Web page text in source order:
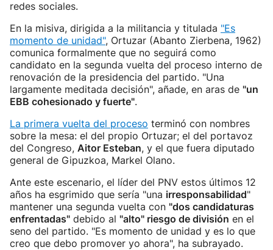
redes sociales.
En la misiva, dirigida a la militancia y titulada "Es
momento de unidad", Ortuzar (Abanto Zierbena, 1962)
comunica formalmente que no seguirá como
candidato en la segunda vuelta del proceso interno de
renovación de la presidencia del partido. "Una
largamente meditada decisión", añade, en aras de "un
EBB cohesionado y fuerte".
La primera vuelta del proceso terminó con nombres
sobre la mesa: el del propio Ortuzar; el del portavoz
del Congreso, Aitor Esteban, y el que fuera diputado
general de Gipuzkoa, Markel Olano.
Ante este escenario, el líder del PNV estos últimos 12
años ha esgrimido que sería "una irresponsabilidad"
mantener una segunda vuelta con "dos candidaturas
enfrentadas" debido al "alto" riesgo de división en el
seno del partido. "Es momento de unidad y es lo que
creo que debo promover yo ahora", ha subrayado.